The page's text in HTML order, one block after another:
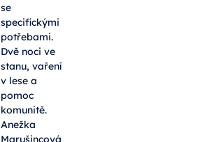
se
specifickými
potřebami.
Dvě noci ve
stanu, vaření
v lese a
pomoc
komunitě.
Anežka
Marušincová